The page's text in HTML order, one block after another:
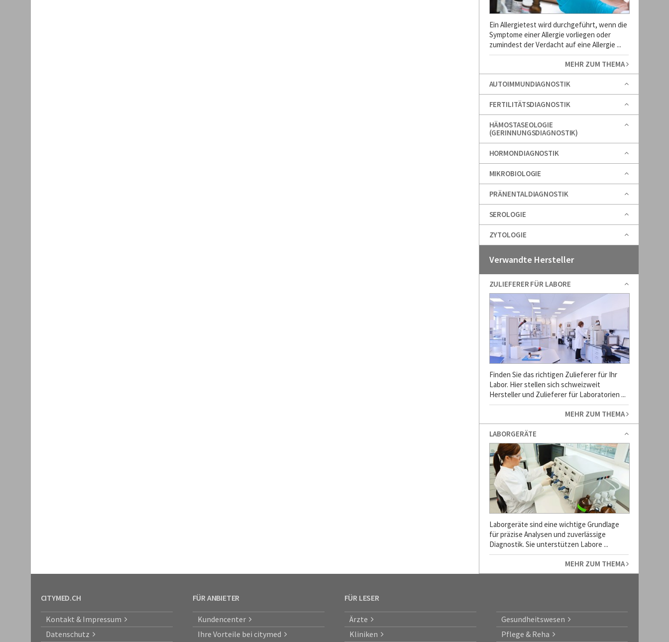
Ein Allergietest wird durchgeführt, wenn die
Symptome einer Allergie vorliegen oder
zumindest der Verdacht auf eine Allergie ...
MEHR ZUM THEMA
AUTOIMMUNDIAGNOSTIK
FERTILITÄTSDIAGNOSTIK
HÄMOSTASEOLOGIE
(GERINNUNGSDIAGNOSTIK)
HORMONDIAGNOSTIK
MIKROBIOLOGIE
PRÄNENTALDIAGNOSTIK
SEROLOGIE
ZYTOLOGIE
Verwandte Hersteller
ZULIEFERER FÜR LABORE
Finden Sie das richtigen Zulieferer für Ihr
Labor. Hier stellen sich schweizweit
Hersteller und Zulieferer für Laboratorien ...
MEHR ZUM THEMA
LABORGERÄTE
Laborgeräte sind eine wichtige Grundlage
für präzise Analysen und zuverlässige
Diagnostik. Sie unterstützen Labore ...
MEHR ZUM THEMA
CITYMED.CH
Kontakt & Impressum
Datenschutz
FÜR ANBIETER
Kundencenter
Ihre Vorteile bei citymed
FÜR LESER
Ärzte
Kliniken
Gesundheitswesen
Pflege & Reha